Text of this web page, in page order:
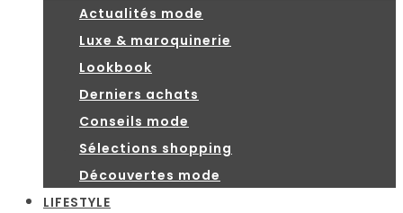
Actualités mode
Luxe & maroquinerie
Lookbook
Derniers achats
Conseils mode
Sélections shopping
Découvertes mode
LIFESTYLE